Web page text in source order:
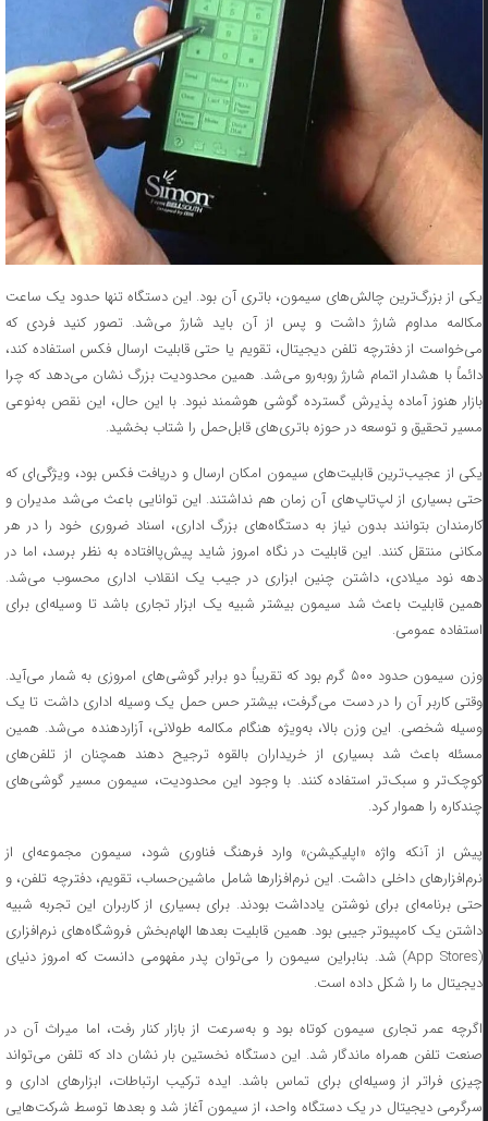
یکی از بزرگ‌ترین چالش‌های سیمون، باتری آن بود. این دستگاه تنها حدود یک ساعت
مکالمه مداوم شارژ داشت و پس از آن باید شارژ می‌شد. تصور کنید فردی که
می‌خواست از دفترچه تلفن دیجیتال، تقویم یا حتی قابلیت ارسال فکس استفاده کند،
دائماً با هشدار اتمام شارژ روبه‌رو می‌شد. همین محدودیت بزرگ نشان می‌دهد که چرا
بازار هنوز آماده پذیرش گسترده گوشی هوشمند نبود. با این حال، این نقص به‌نوعی
مسیر تحقیق و توسعه در حوزه باتری‌های قابل‌حمل را شتاب بخشید.
یکی از عجیب‌ترین قابلیت‌های سیمون امکان ارسال و دریافت فکس بود، ویژگی‌ای که
حتی بسیاری از لپ‌تاپ‌های آن زمان هم نداشتند. این توانایی باعث می‌شد مدیران و
کارمندان بتوانند بدون نیاز به دستگاه‌های بزرگ اداری، اسناد ضروری خود را در هر
مکانی منتقل کنند. این قابلیت در نگاه امروز شاید پیش‌پاافتاده به نظر برسد، اما در
دهه نود میلادی، داشتن چنین ابزاری در جیب یک انقلاب اداری محسوب می‌شد.
همین قابلیت باعث شد سیمون بیشتر شبیه یک ابزار تجاری باشد تا وسیله‌ای برای
استفاده عمومی.
وزن سیمون حدود ۵۰۰ گرم بود که تقریباً دو برابر گوشی‌های امروزی به شمار می‌آید.
وقتی کاربر آن را در دست می‌گرفت، بیشتر حس حمل یک وسیله اداری داشت تا یک
وسیله شخصی. این وزن بالا، به‌ویژه هنگام مکالمه طولانی، آزاردهنده می‌شد. همین
مسئله باعث شد بسیاری از خریداران بالقوه ترجیح دهند همچنان از تلفن‌های
کوچک‌تر و سبک‌تر استفاده کنند. با وجود این محدودیت، سیمون مسیر گوشی‌های
چندکاره را هموار کرد.
پیش از آنکه واژه «اپلیکیشن» وارد فرهنگ فناوری شود، سیمون مجموعه‌ای از
نرم‌افزارهای داخلی داشت. این نرم‌افزارها شامل ماشین‌حساب، تقویم، دفترچه تلفن، و
حتی برنامه‌ای برای نوشتن یادداشت بودند. برای بسیاری از کاربران این تجربه شبیه
داشتن یک کامپیوتر جیبی بود. همین قابلیت بعدها الهام‌بخش فروشگاه‌های نرم‌افزاری
(App Stores) شد. بنابراین سیمون را می‌توان پدر مفهومی دانست که امروز دنیای
دیجیتال ما را شکل داده است.
اگرچه عمر تجاری سیمون کوتاه بود و به‌سرعت از بازار کنار رفت، اما میراث آن در
صنعت تلفن همراه ماندگار شد. این دستگاه نخستین بار نشان داد که تلفن می‌تواند
چیزی فراتر از وسیله‌ای برای تماس باشد. ایده ترکیب ارتباطات، ابزارهای اداری و
سرگرمی دیجیتال در یک دستگاه واحد، از سیمون آغاز شد و بعدها توسط شرکت‌هایی